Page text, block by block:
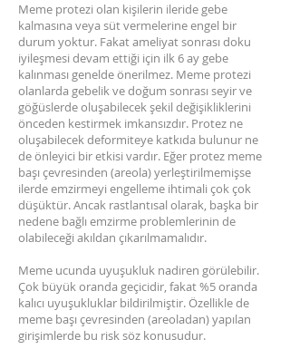
Meme protezi olan kişilerin ileride gebe
kalmasına veya süt vermelerine engel bir
durum yoktur. Fakat ameliyat sonrası doku
iyileşmesi devam ettiği için ilk 6 ay gebe
kalınması genelde önerilmez. Meme protezi
olanlarda gebelik ve doğum sonrası seyir ve
göğüslerde oluşabilecek şekil değişikliklerini
önceden kestirmek imkansızdır. Protez ne
oluşabilecek deformiteye katkıda bulunur ne
de önleyici bir etkisi vardır. Eğer protez meme
başı çevresinden (areola) yerleştirilmemişse
ilerde emzirmeyi engelleme ihtimali çok çok
düşüktür. Ancak rastlantısal olarak, başka bir
nedene bağlı emzirme problemlerinin de
olabileceği akıldan çıkarılmamalıdır.
Meme ucunda uyuşukluk nadiren görülebilir.
Çok büyük oranda geçicidir, fakat %5 oranda
kalıcı uyuşukluklar bildirilmiştir. Özellikle de
meme başı çevresinden (areoladan) yapılan
girişimlerde bu risk söz konusudur.